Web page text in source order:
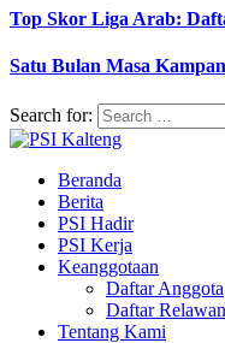
Top Skor Liga Arab:
Satu Bulan Masa
Search for:
Beranda
Berita
PSI Hadir
PSI Kerja
Keanggotaan
Daftar Anggota
Daftar Relawan
Tentang Kami